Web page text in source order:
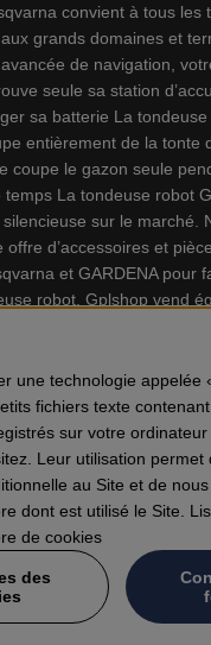
convient à tous les
grands domaines et
de navigation,
seule sa station
sa batterie La
entièrement de la tonte
coupe le gazon seule
La tondeuse robot
sur le marché.
offre d’accessoires et
et GARDENA pour
robot. Gplshop vend
bordures,
Souffleuses à
Découpeuses,
Carburants,
une technologie appelée
fichiers texte
sur votre
Leur utilisation permet
au Site et de
dont est utilisé le Site.
de cookies
des